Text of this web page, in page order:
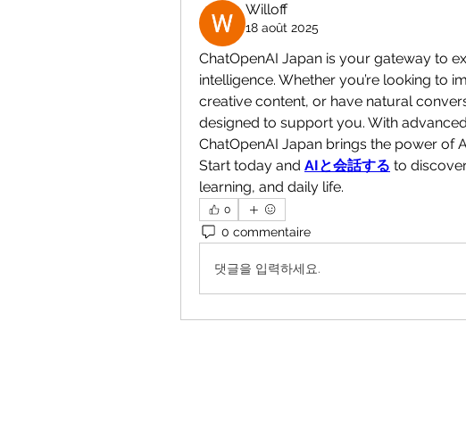
Willoff
18 août 2025
ChatOpenAI Japan is your gateway to
intelligence. Whether you’re looking to
creative content, or have natural
designed to support you. With
ChatOpenAI Japan brings the power of
Start today and AIと会話する to
learning, and daily life.
0
0 commentaire
댓글을 입력하세요.